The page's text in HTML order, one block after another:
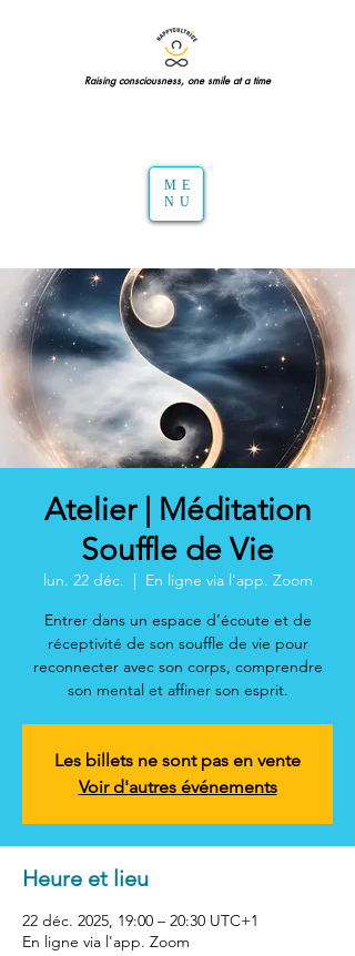
Raising consciousness, one smile at a time
ME
NU
Atelier | Méditation
Souffle de Vie
lun. 22 déc.
  |
En ligne via l'app. Zoom
Entrer dans un espace d’écoute et de
réceptivité de son souffle de vie pour
reconnecter avec son corps, comprendre
son mental et affiner son esprit.
Les billets ne sont pas en vente
Voir d'autres événements
Heure et lieu
22 déc. 2025, 19:00 – 20:30 UTC+1
En ligne via l'app. Zoom